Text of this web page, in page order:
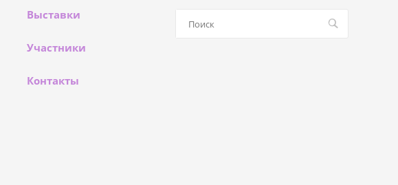
Выставки
Участники
Контакты